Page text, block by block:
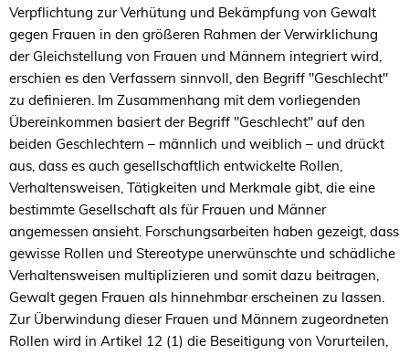
Verpflichtung zur Verhütung und Bekämpfung von Gewalt
gegen Frauen in den größeren Rahmen der Verwirklichung
der Gleichstellung von Frauen und Männern integriert wird,
erschien es den Verfassern sinnvoll, den Begriff "Geschlecht"
zu definieren. Im Zusammenhang mit dem vorliegenden
Übereinkommen basiert der Begriff "Geschlecht" auf den
beiden Geschlechtern – männlich und weiblich – und drückt
aus, dass es auch gesellschaftlich entwickelte Rollen,
Verhaltensweisen, Tätigkeiten und Merkmale gibt, die eine
bestimmte Gesellschaft als für Frauen und Männer
angemessen ansieht. Forschungsarbeiten haben gezeigt, dass
gewisse Rollen und Stereotype unerwünschte und schädliche
Verhaltensweisen multiplizieren und somit dazu beitragen,
Gewalt gegen Frauen als hinnehmbar erscheinen zu lassen.
Zur Überwindung dieser Frauen und Männern zugeordneten
Rollen wird in Artikel 12 (1) die Beseitigung von Vorurteilen,